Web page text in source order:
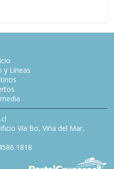
y Líneas
Vía Bo, Viña del Mar,
1818